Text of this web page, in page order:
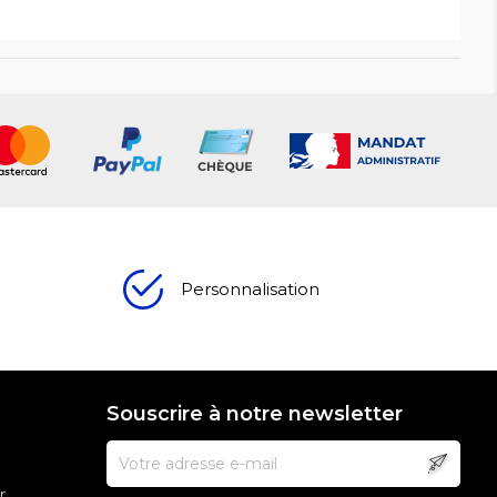
Personnalisation
Souscrire à notre newsletter